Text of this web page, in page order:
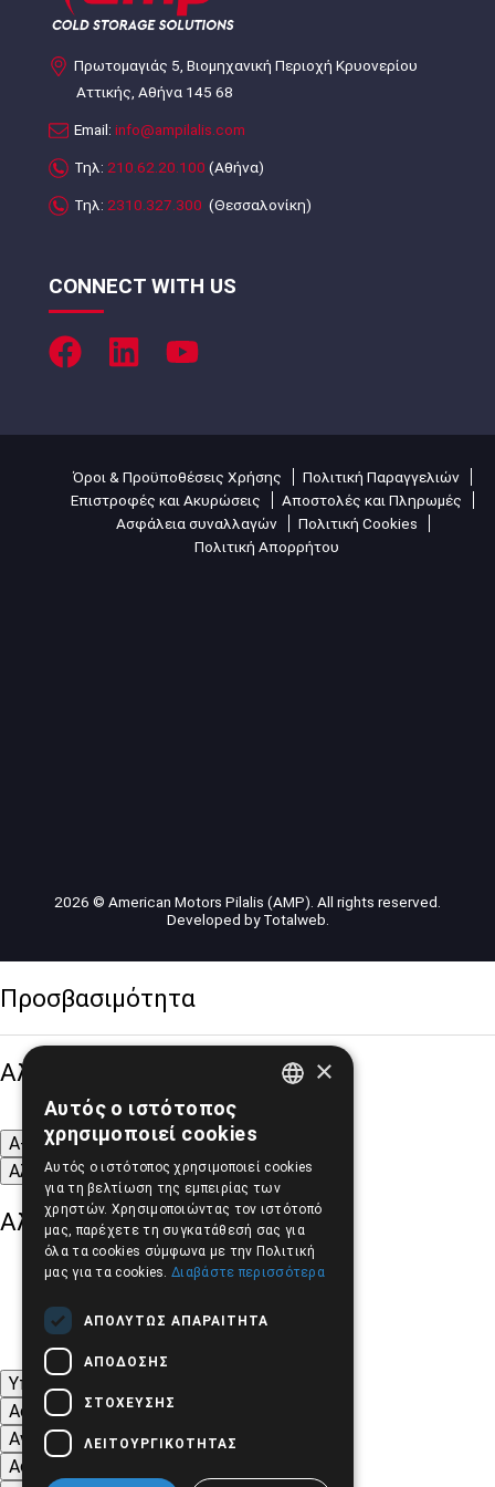
Πρωτομαγιάς 5, Βιομηχανική Περιοχή Κρυονερίου
Αττικής, Αθήνα 145 68
Email: info@ampilalis.com
Τηλ: 210.62.20.100 (Αθήνα)
Τηλ: 2310.327.300 (Θεσσαλονίκη)
CONNECT WITH US
Όροι & Προϋποθέσεις Χρήσης
Πολιτική Παραγγελιών
Επιστροφές και Ακυρώσεις
Αποστολές και Πληρωμές
Ασφάλεια συναλλαγών
Πολιτική Cookies
Πολιτική Απορρήτου
2026 © American Motors Pilalis (AMP). All rights reserved.
Developed byTotalweb
Προσβασιμότητα
Αλλαγή Μεγέθους
A- A+
A
Αλλαγή Γραμματοσειράς
Αλλαγή Χρώματος
Υπογράμμιση συνδέσμων
Ασπρόμαυρες Εικόνες
Αντίθεση Χρωμάτων και Εικόνων
Αφαίρεση κινούμενων εικόνων
×
Αυτός ο ιστότοπος
χρησιμοποιεί cookies
Αυτός ο ιστότοπος χρησιμοποιεί cookies
για τη βελτίωση της εμπειρίας των
χρηστών. Χρησιμοποιώντας τον ιστότοπό
μας, παρέχετε τη συγκατάθεσή σας για
όλα τα cookies σύμφωνα με την Πολιτική
μας για τα cookies. Διαβάστε περισσότερα
ΑΠΟΛΎΤΩΣ ΑΠΑΡΑΊΤΗΤΑ
ΑΠΌΔΟΣΗΣ
ΣΤΌΧΕΥΣΗΣ
ΛΕΙΤΟΥΡΓΙΚΌΤΗΤΑΣ